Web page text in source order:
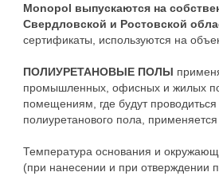
Monopol выпускаются на
Свердловской и Ростовской
сертификаты, используются на
ПОЛИУРЕТАНОВЫЕ ПОЛЫ
промышленных, офисных и жилых
помещениям, где будут
полиуретанового пола,
Температура основания и
(при нанесении и при отверждении